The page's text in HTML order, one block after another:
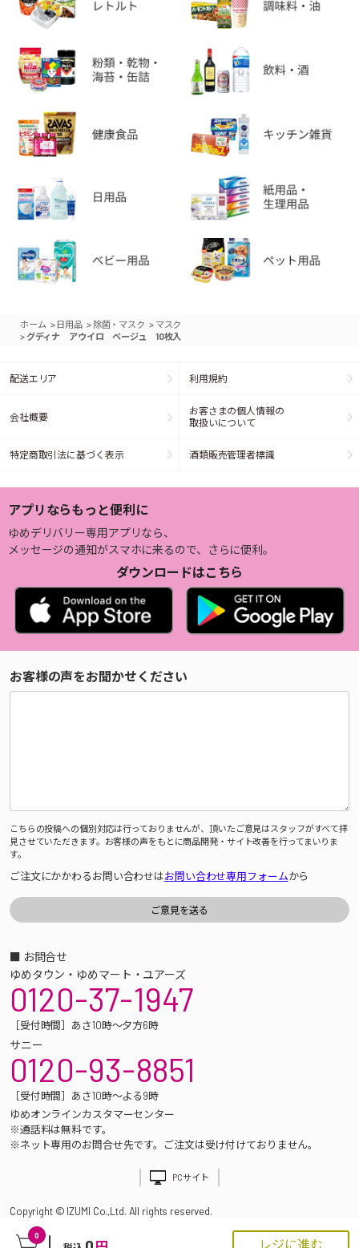
0
レジに進む
ホーム > 日用品 > 除菌・マスク > マスク
>グディナ アウイロ ベージュ 10枚入
配送エリア 利用規約
会社概要
お客さまの個人情報の
取扱いについて
特定商取引法に基づく表示 酒類販売管理者標識
アプリならもっと便利に
ゆめデリバリー専用アプリなら、
メッセージの通知がスマホに来るので、さらに便利。
ダウンロードはこちら
お客様の声をお聞かせください
こちらの投稿への個別対応は行っておりませんが、頂いたご意見はスタッフがすべて拝
見させていただきます。お客様の声をもとに商品開発・サイト改善を行ってまいりま
す。
ご注文にかかわるお問い合わせはお問い合わせ専用フォームから
■ お問合せ
ゆめタウン・ゆめマート・ユアーズ
0120-37-1947
［受付時間］あさ10時～夕方6時
サニー
0120-93-8851
［受付時間］あさ10時～よる9時
ゆめオンラインカスタマーセンター
※通話料は無料です。
※ネット専用のお問合せ先です。ご注文は受け付けておりません。
PCサイト
Copyright © IZUMI Co.,Ltd. All rights reserved.